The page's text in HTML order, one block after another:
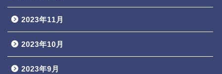
2023年11月
2023年10月
2023年9月